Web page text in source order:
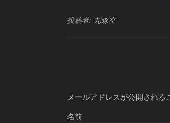
投稿者: 九森空
メールアドレスが公開される
名前